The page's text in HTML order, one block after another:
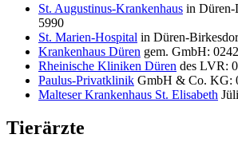
St. Augustinus-Krankenhaus in Düren-
5990
St. Marien-Hospital in Düren-
Krankenhaus Düren gem. GmbH:
Rheinische Kliniken Düren des LVR:
Paulus-Privatklinik GmbH & Co. KG:
Malteser Krankenhaus St. Elisabeth
Tierärzte